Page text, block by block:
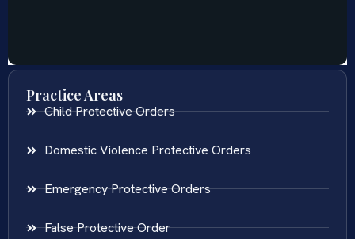
Practice Areas
Child Protective Orders
Domestic Violence Protective Orders
Emergency Protective Orders
False Protective Order